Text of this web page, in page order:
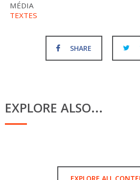
MÉDIA
TEXTES
SHARE
EXPLORE ALSO...